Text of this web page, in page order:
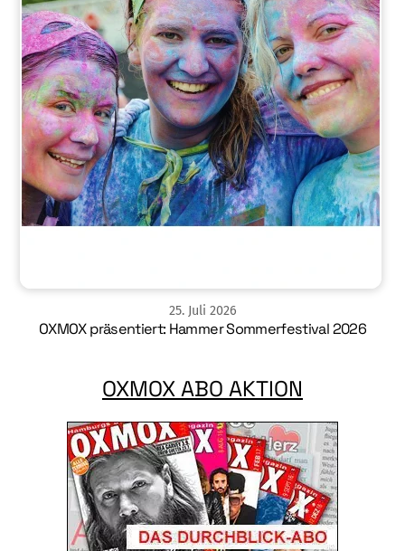
25. Juli 2026
OXMOX präsentiert: Hammer Sommerfestival 2026
OXMOX ABO AKTION